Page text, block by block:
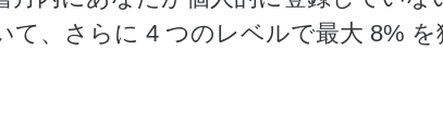
て、さらに 4 つのレベルで最大 8% を